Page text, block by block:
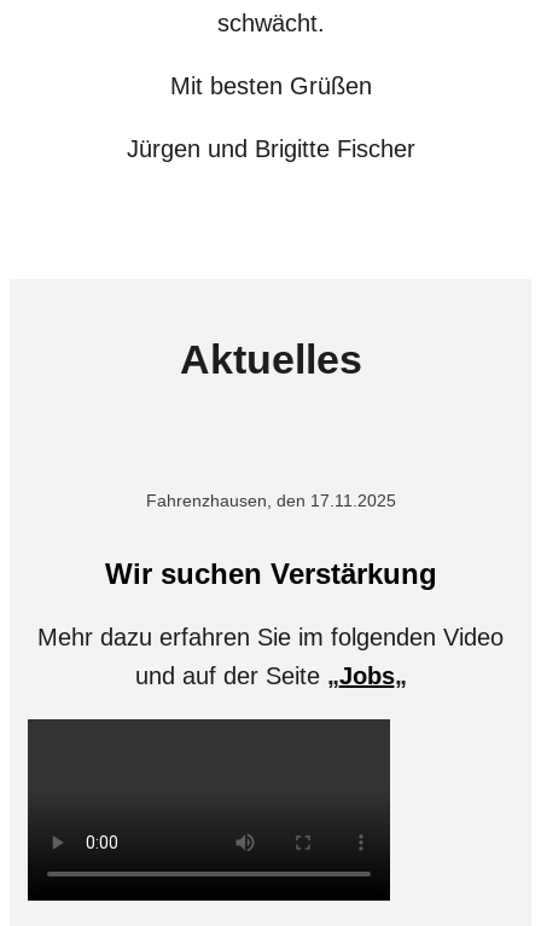
schwächt.
Mit besten Grüßen
Jürgen und Brigitte Fischer
Aktuelles
Fahrenzhausen, den 17.11.2025
Wir suchen Verstärkung
Mehr dazu erfahren Sie im folgenden Video
und auf der Seite „Jobs„